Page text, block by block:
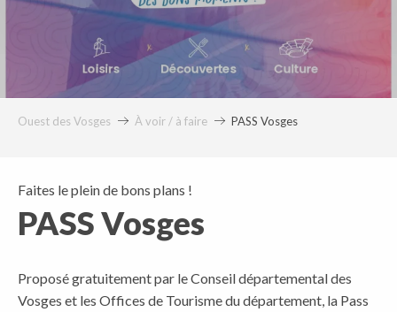
Ouest des Vosges À voir / à faire PASS Vosges
Faites le plein de bons plans !
PASS Vosges
Proposé gratuitement par le Conseil départemental des
Vosges et les Offices de Tourisme du département, la Pass